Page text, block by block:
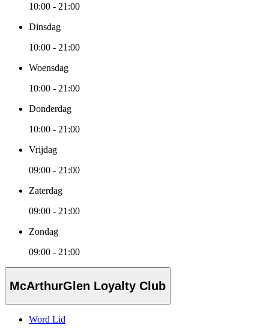
10:00 - 21:00
Dinsdag
10:00 - 21:00
Woensdag
10:00 - 21:00
Donderdag
10:00 - 21:00
Vrijdag
09:00 - 21:00
Zaterdag
09:00 - 21:00
Zondag
09:00 - 21:00
McArthurGlen Loyalty Club
Word Lid